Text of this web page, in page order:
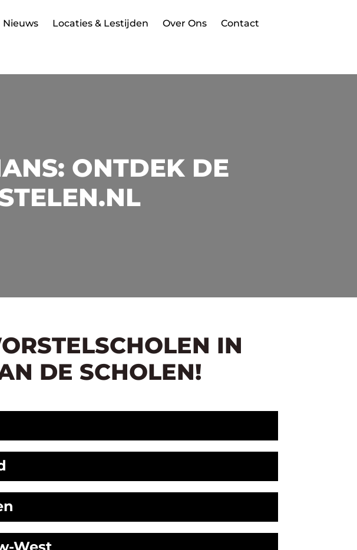
Nieuws Locaties & Lestijden Over Ons Contact
ONTDEK DE
IN
DE SCHOLEN!
West